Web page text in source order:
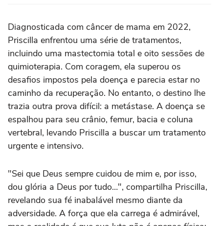
Diagnosticada com câncer de mama em 2022,
Priscilla enfrentou uma série de tratamentos,
incluindo uma mastectomia total e oito sessões de
quimioterapia. Com coragem, ela superou os
desafios impostos pela doença e parecia estar no
caminho da recuperação. No entanto, o destino lhe
trazia outra prova difícil: a metástase. A doença se
espalhou para seu crânio, femur, bacia e coluna
vertebral, levando Priscilla a buscar um tratamento
urgente e intensivo.
"Sei que Deus sempre cuidou de mim e, por isso,
dou glória a Deus por tudo…", compartilha Priscilla,
revelando sua fé inabalável mesmo diante da
adversidade. A força que ela carrega é admirável,